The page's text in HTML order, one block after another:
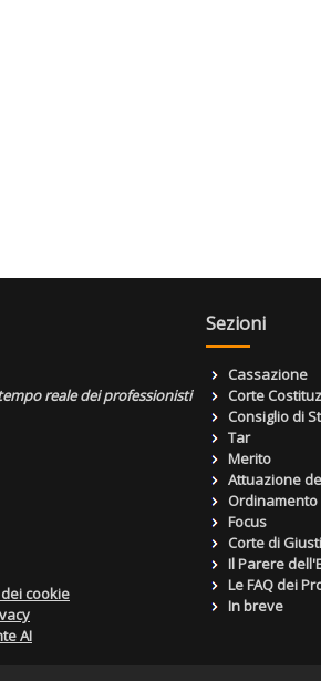
reale dei professionisti
cookie
AI
Sezioni
Cassazione
Corte
Consiglio di
Tar
Merito
Attuazione
Focus
Corte di
Il Parere
Le FAQ dei
In breve